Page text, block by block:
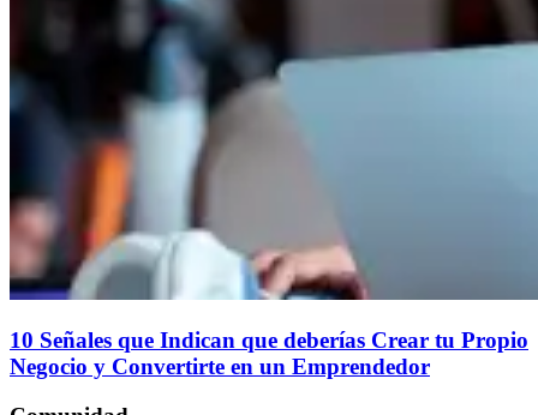
10 Señales que Indican que deberías Crear tu Propio
Negocio y Convertirte en un Emprendedor